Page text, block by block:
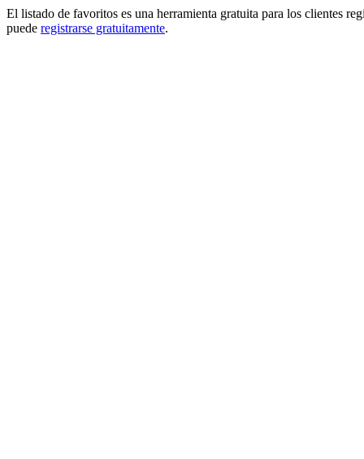
El listado de favoritos es una herramienta gratuita para los clientes
puede registrarse gratuitamente.